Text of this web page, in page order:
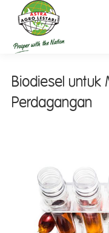
Biodiesel untuk
Perdagangan